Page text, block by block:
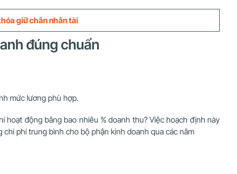
giữ chân nhân tài
đúng chuẩn
mức lương phù hợp.
hoạt động bằng bao nhiêu % doanh thu? Việc hoạch định này
phí trung bình cho bộ phận kinh doanh qua các năm